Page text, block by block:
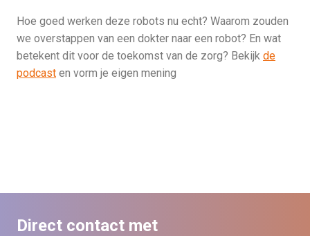
Hoe goed werken deze robots nu echt? Waarom zouden
we overstappen van een dokter naar een robot? En wat
betekent dit voor de toekomst van de zorg? Bekijk de
podcast en vorm je eigen mening
Direct contact met